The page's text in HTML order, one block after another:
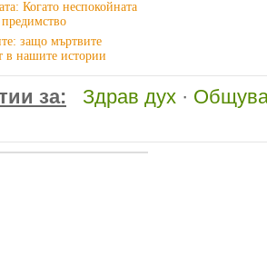
Когато неспокойната
защо мъртвите
в нашите истории
за: Здрав дух ·